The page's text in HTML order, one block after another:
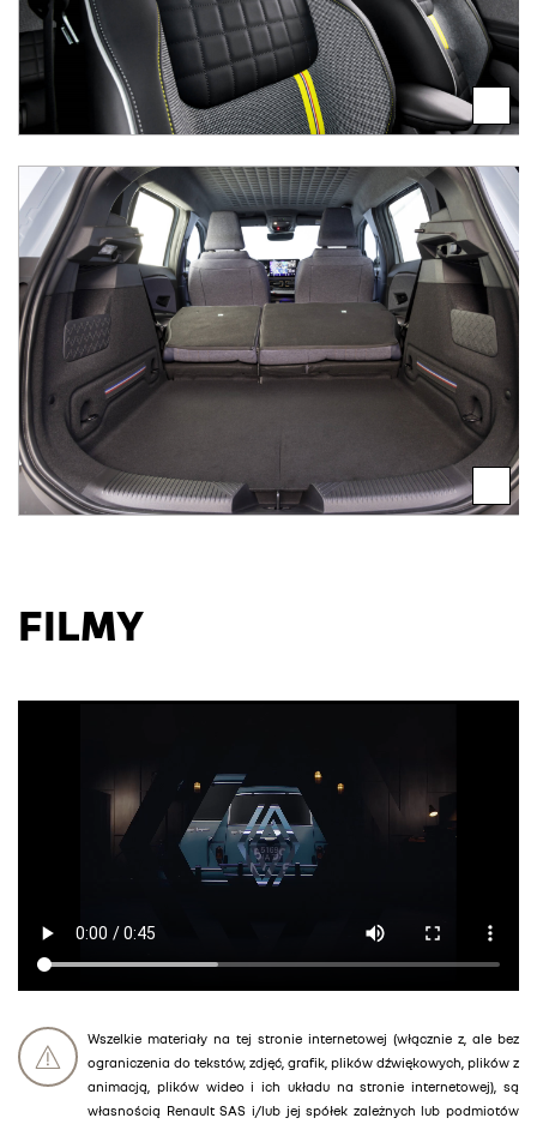
FILMY
Wszelkie materiały na tej stronie internetowej (włącznie z, ale bez
ograniczenia do tekstów, zdjęć, grafik, plików dźwiękowych, plików z
animacją, plików wideo i ich układu na stronie internetowej), są
własnością Renault SAS i/lub jej spółek zależnych lub podmiotów